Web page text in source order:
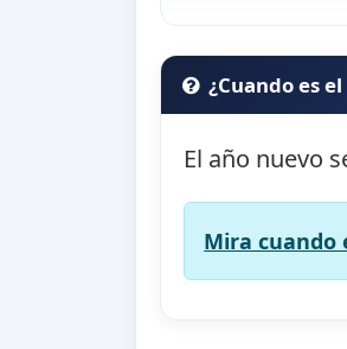
¿Cuando es
El año nuevo
Mira cuando